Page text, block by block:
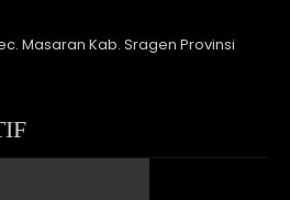
Masaran Kab. Sragen Provinsi